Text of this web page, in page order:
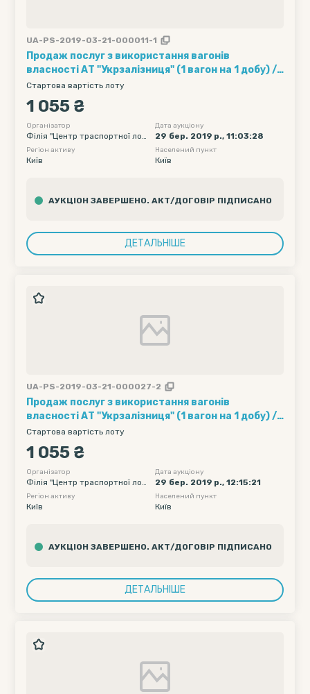
UA-PS-2019-03-21-000011-1
Продаж послуг з використання вагонів
власності АТ "Укрзалізниця" (1 вагон на 1 добу) ///
Кількість вагонів - 15, Рухомий склад - Хопер-
зерновози, Обмеження полігону навантаження -
без обмеження, Дата подачі вагону початкова -
2019-04-14 00:00, Дата подачі вагону кінцева -
2019-04-18 23:55
Стартова вартість лоту
1 055 ₴
Організатор
Філія "Центр траспортної логі
стики" ПАТ "Укрзалізниця"
Дата аукціону
29 бер. 2019 р., 11:03:28
Регіон активу
Київ
Населений пункт
Київ
АУКЦІОН ЗАВЕРШЕНО. АКТ/ДОГОВІР ПІДПИСАНО
ДЕТАЛЬНІШЕ
UA-PS-2019-03-21-000027-2
Продаж послуг з використання вагонів
власності АТ "Укрзалізниця" (1 вагон на 1 добу) ///
Кількість вагонів - 15, Рухомий склад - Хопер-
зерновози, Обмеження полігону навантаження -
без обмеження, Дата подачі вагону початкова -
2019-04-14 00:00, Дата подачі вагону кінцева -
2019-04-18 23:55
Стартова вартість лоту
1 055 ₴
Організатор
Філія "Центр траспортної логі
стики" ПАТ "Укрзалізниця"
Дата аукціону
29 бер. 2019 р., 12:15:21
Регіон активу
Київ
Населений пункт
Київ
АУКЦІОН ЗАВЕРШЕНО. АКТ/ДОГОВІР ПІДПИСАНО
ДЕТАЛЬНІШЕ